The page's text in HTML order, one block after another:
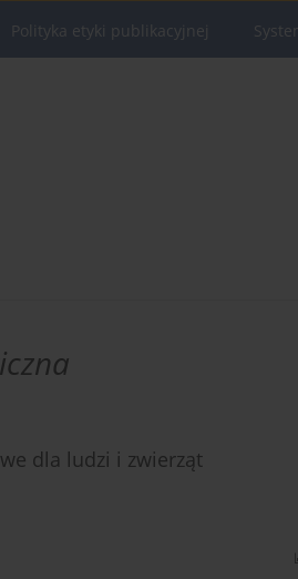
Polityka etyki publikacyjnej
dla ludzi i zwierząt